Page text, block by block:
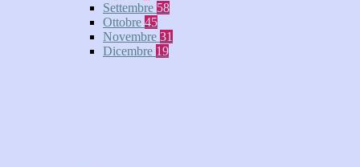
Settembre 58
Ottobre 45
Novembre 31
Dicembre 19